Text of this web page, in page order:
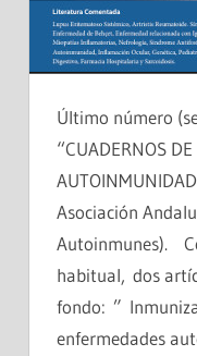
Último número
“CUADERNOS DE
Asociación
Autoinmunes).
habitual, dos
fondo: ”
enfermedades